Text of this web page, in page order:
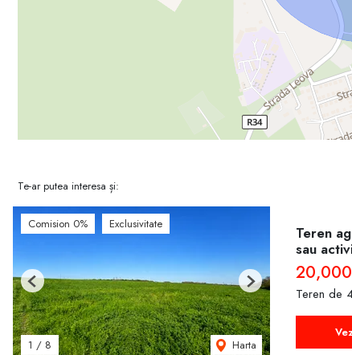
Te-ar putea interesa și:
Comision 0% Exclusivitate
1 / 8 Harta
Previous Next
Teren
sau
Teren de